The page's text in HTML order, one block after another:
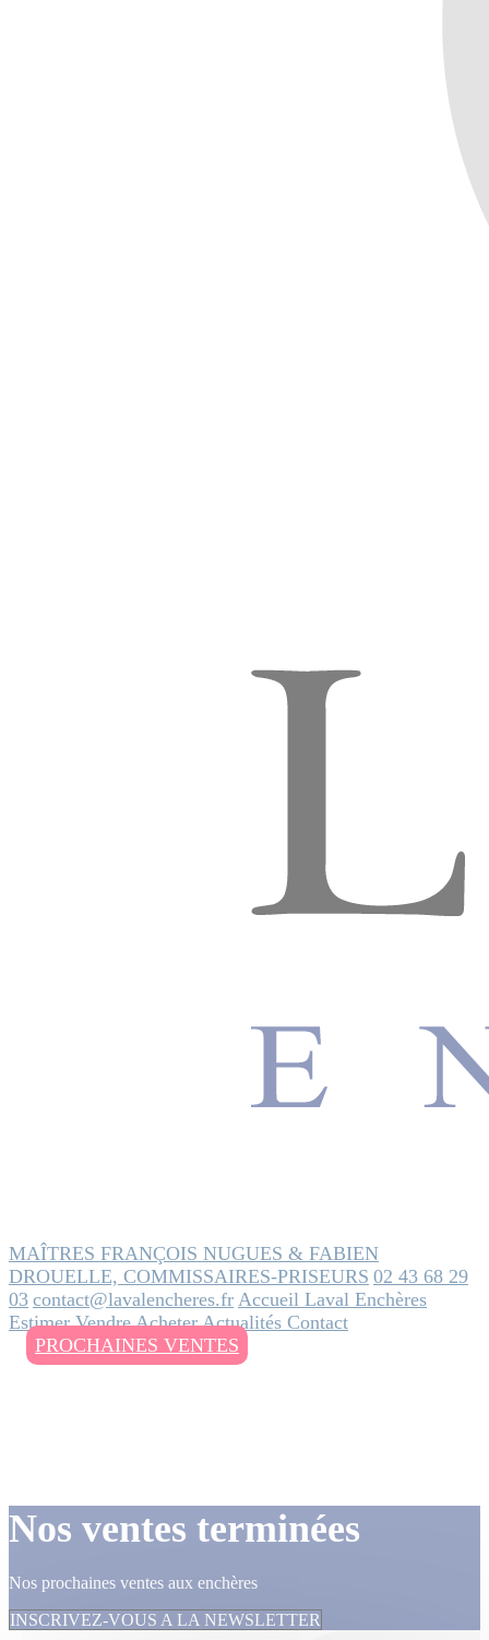
MAÎTRES FRANÇOIS NUGUES & FABIEN
DROUELLE, COMMISSAIRES-PRISEURS 02 43 68 29
03 contact@lavalencheres.fr Accueil Laval Enchères
EstimerVendreAcheterActualités Contact
PROCHAINES VENTES
Nos ventes terminées
Nos prochaines ventes aux enchères
INSCRIVEZ-VOUS A LA NEWSLETTER